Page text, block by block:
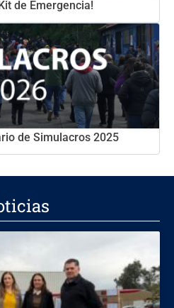
de Emergencia!
de Simulacros 2025